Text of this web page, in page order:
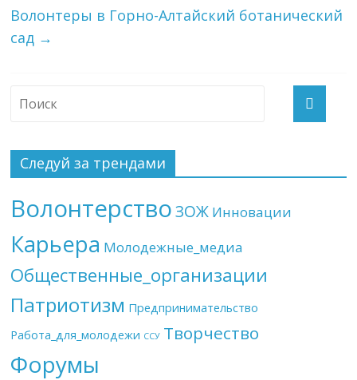
Волонтеры в Горно-Алтайский ботанический
сад →
Следуй за трендами
Волонтерство ЗОЖ Инновации
Карьера Молодежные_медиа
Общественные_организации
Патриотизм Предпринимательство
Работа_для_молодежи ССУ Творчество
Форумы